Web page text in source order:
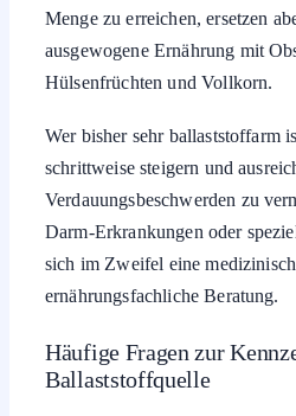
Menge zu erreichen, ersetzen
ausgewogene Ernährung mit
Hülsenfrüchten und Vollkorn.
Wer bisher sehr ballaststoffarm
schrittweise steigern und
Verdauungsbeschwerden zu
Darm-Erkrankungen oder
sich im Zweifel eine
ernährungsfachliche Beratung.
Häufige Fragen zur
Ballaststoffquelle